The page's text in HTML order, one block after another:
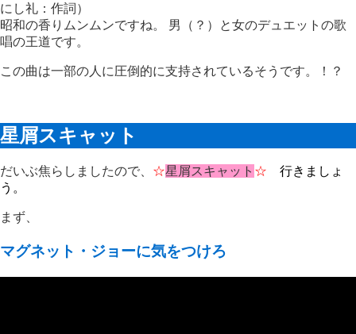
にし礼：作詞）
昭和の香りムンムンですね。 男（？）と女のデュエットの歌
唱の王道です。
この曲は一部の人に圧倒的に支持されているそうです。！？
星屑スキャット
だいぶ焦らしましたので、 ☆星屑スキャット ☆ 行きましょ
う。
まず、
マグネット・ジョーに気をつけろ